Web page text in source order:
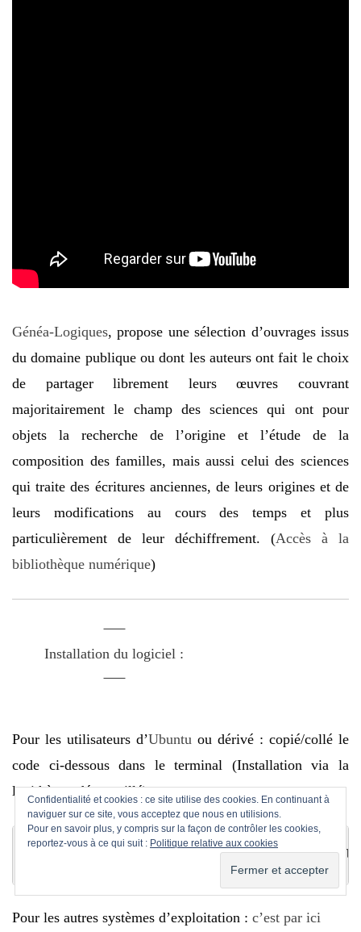
Généa-Logiques, propose une sélection d’ouvrages issus
du domaine publique ou dont les auteurs ont fait le choix
de partager librement leurs œuvres couvrant
majoritairement le champ des sciences qui ont pour
objets la recherche de l’origine et l’étude de la
composition des familles, mais aussi celui des sciences
qui traite des écritures anciennes, de leurs origines et de
leurs modifications au cours des temps et plus
particulièrement de leur déchiffrement. (Accès à la
bibliothèque numérique)
Installation du logiciel :
Pour les utilisateurs d’Ubuntu ou dérivé : copié/collé le
code ci-dessous dans le terminal (Installation via la
logithèque déconseillé) :
sudo -v && wget -nv -O- https://
Pour les autres systèmes d’exploitation : c’est par ici
Confidentialité et cookies : ce site utilise des cookies. En continuant à
naviguer sur ce site, vous acceptez que nous en utilisions.
Pour en savoir plus, y compris sur la façon de contrôler les cookies,
reportez-vous à ce qui suit : Politique relative aux cookies